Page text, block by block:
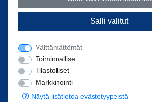
Ota yhteyttä
Puhelin02 238 3300
© 2022 SN-Kiinnike Oy
Salli valitut
Välttämättömät
Toiminnalliset
Tilastolliset
Markkinointi
Näytä lisätietoa evästetyypeistä